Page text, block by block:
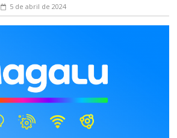
5 de abril de 2024